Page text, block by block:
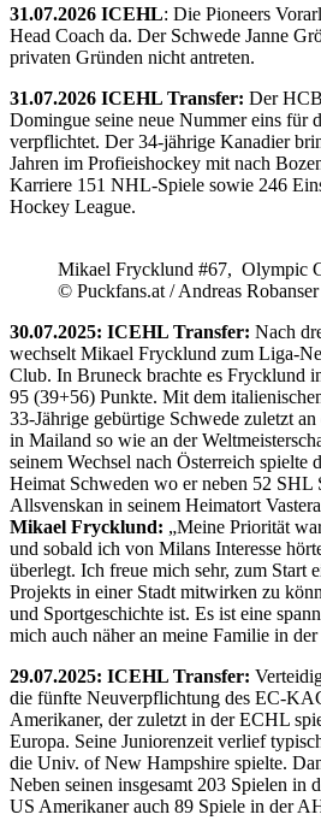
31.07.2026 ICEHL: Die Pioneers
Head Coach da. Der Schwede Janne
privaten Gründen nicht antreten.
31.07.2026 ICEHL Transfer: Der
Domingue seine neue Nummer eins für
verpflichtet. Der 34-jährige Kanadier
Jahren im Profieishockey mit nach
Karriere 151 NHL-Spiele sowie 246
Hockey League.
Mikael Frycklund #67, Olympic
© Puckfans.at / Andreas Robanser
30.07.2025: ICEHL Transfer: Nach
wechselt Mikael Frycklund zum Liga-
Club. In Bruneck brachte es Frycklund
95 (39+56) Punkte. Mit dem
33-Jährige gebürtige Schwede zuletzt
in Mailand so wie an der
seinem Wechsel nach Österreich spielte
Heimat Schweden wo er neben 52 SHL
Allsvenskan in seinem Heimatort
Mikael Frycklund: „Meine Priorität
und sobald ich von Milans Interesse
überlegt. Ich freue mich sehr, zum Start
Projekts in einer Stadt mitwirken zu
und Sportgeschichte ist. Es ist eine
mich auch näher an meine Familie in
29.07.2025: ICEHL Transfer:
die fünfte Neuverpflichtung des EC-
Amerikaner, der zuletzt in der ECHL
Europa. Seine Juniorenzeit verlief
die Univ. of New Hampshire spielte.
Neben seinen insgesamt 203 Spielen in
US Amerikaner auch 89 Spiele in der